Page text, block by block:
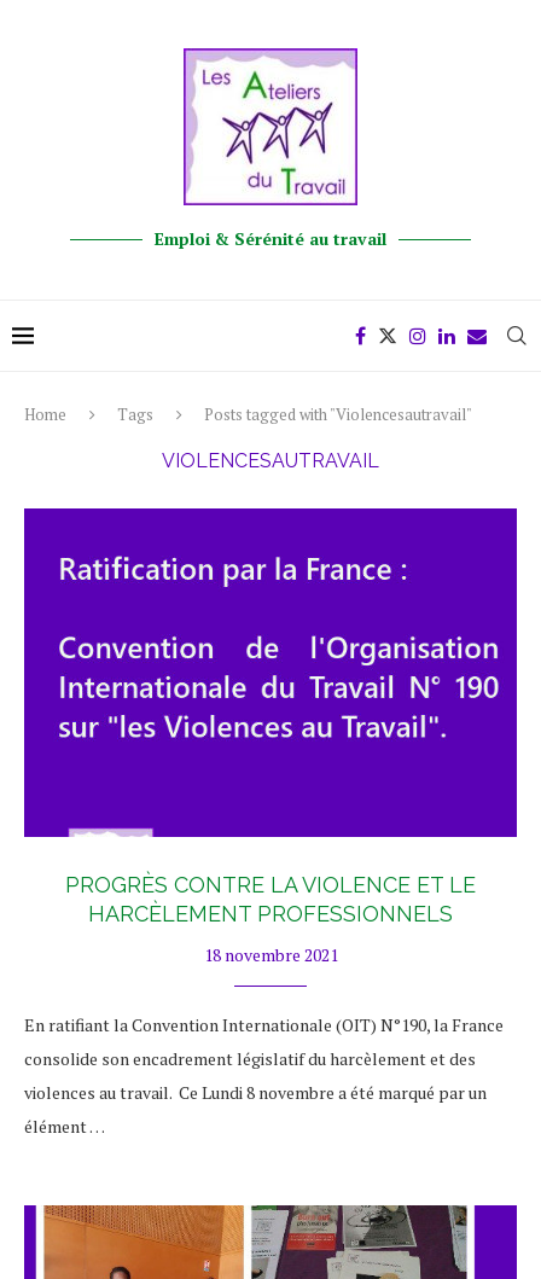
Emploi & Sérénité au travail
Home Tags Posts tagged with "Violencesautravail"
VIOLENCESAUTRAVAIL
PROGRÈS CONTRE LA VIOLENCE ET LE
HARCÈLEMENT PROFESSIONNELS
18 novembre 2021
En ratifiant la Convention Internationale (OIT) N°190, la France
consolide son encadrement législatif du harcèlement et des
violences au travail. Ce Lundi 8 novembre a été marqué par un
élément …